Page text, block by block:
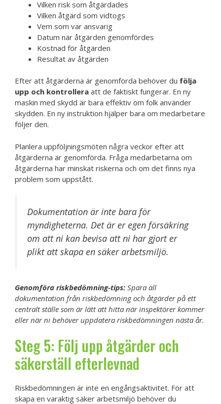
Vilken risk som åtgärdades
Vilken åtgärd som vidtogs
Vem som var ansvarig
Datum när åtgärden genomfördes
Kostnad för åtgärden
Resultat av åtgärden
Efter att åtgärderna är genomförda behöver du följa
upp och kontrollera att de faktiskt fungerar. En ny
maskin med skydd är bara effektiv om folk använder
skydden. En ny instruktion hjälper bara om medarbetare
följer den.
Planlera uppföljningsmöten några veckor efter att
åtgärderna är genomförda. Fråga medarbetarna om
åtgärderna har minskat riskerna och om det finns nya
problem som uppstått.
Dokumentation är inte bara för
myndigheterna. Det är er egen försäkring
om att ni kan bevisa att ni har gjort er
plikt att skapa en säker arbetsmiljö.
Genomföra riskbedömning-tips: Spara all
dokumentation från riskbedömning och åtgärder på ett
centralt ställe som är lätt att hitta när inspektörer kommer
eller när ni behöver uppdatera riskbedömningen nästa år.
Steg 5: Följ upp åtgärder och
säkerställ efterlevnad
Riskbedömningen är inte en engångsaktivitet. För att
skapa en varaktig säker arbetsmiljö behöver du